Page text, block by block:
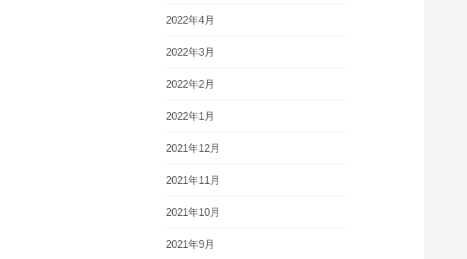
2022年4月
2022年3月
2022年2月
2022年1月
2021年12月
2021年11月
2021年10月
2021年9月